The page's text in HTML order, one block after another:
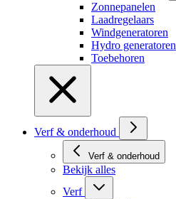
Zonnepanelen
Laadregelaars
Windgeneratoren
Hydro generatoren
Toebehoren
Verf & onderhoud
Verf & onderhoud
Bekijk alles
Verf